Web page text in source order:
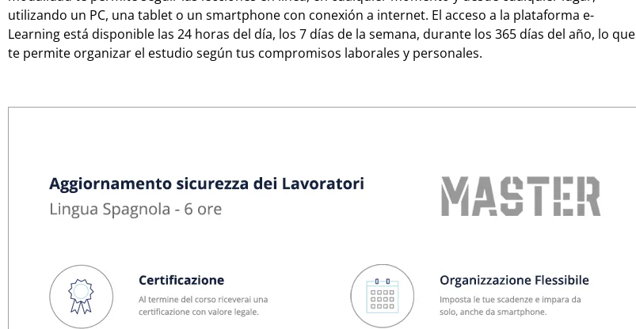
utilizando un PC, una tablet o un smartphone con conexión a internet. El acceso a la plataforma e-
Learning está disponible las 24 horas del día, los 7 días de la semana, durante los 365 días del año, lo que
te permite organizar el estudio según tus compromisos laborales y personales.